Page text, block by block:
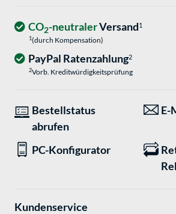
CO2-neutralerVersand1
1(durch Kompensation)
PayPal Ratenzahlung2
2Vorb. Kreditwürdigkeitsprüfung
Bestellstatus
abrufen
E-
PC-Konfigurator
Kundenservice